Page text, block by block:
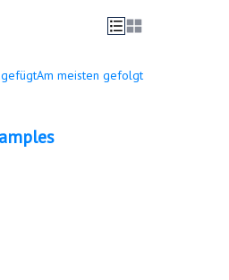
Am meisten gefolgt